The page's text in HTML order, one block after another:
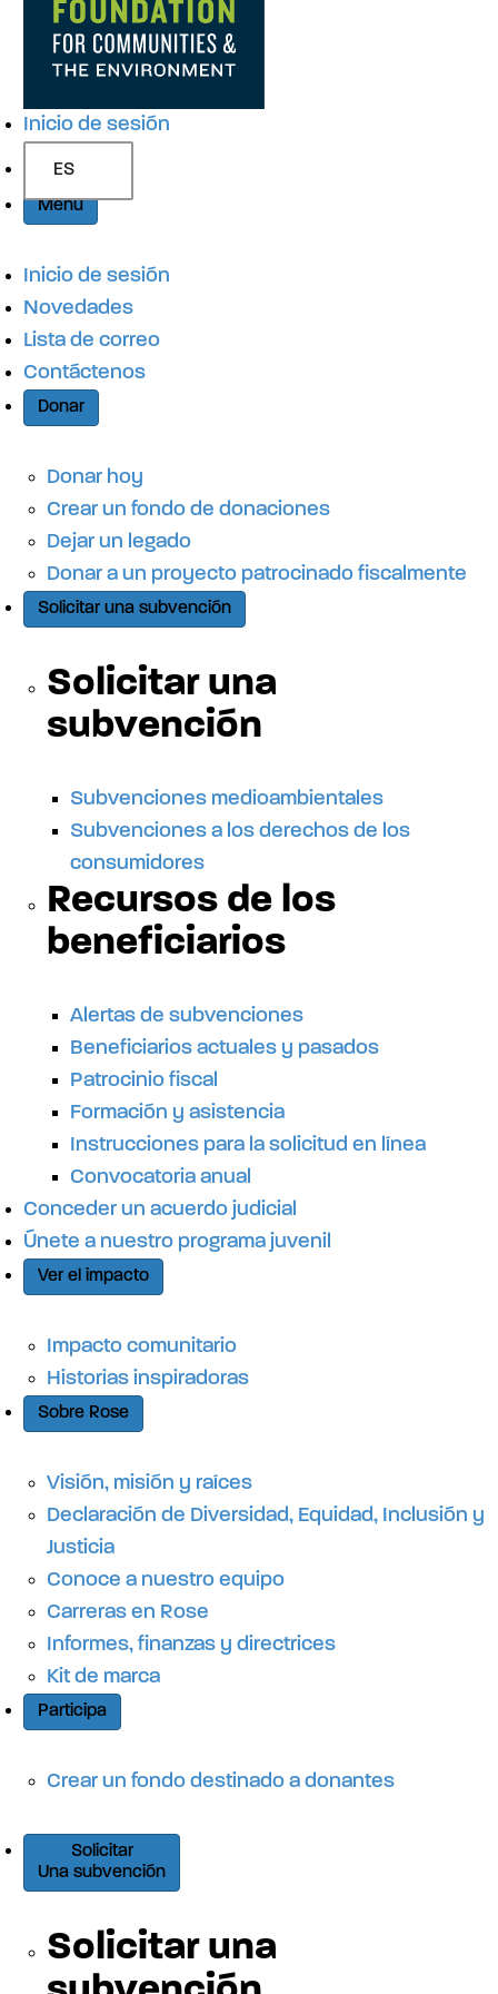
n
u
a
c
i
ó
n
d
e
Inicio de sesión
ES
Menú
Inicio de sesión
Novedades
Lista de correo
Contáctenos
Donar
Donar hoy
Crear un fondo de donaciones
Dejar un legado
Donar a un proyecto patrocinado fiscalmente
Solicitar una subvención
Solicitar una
subvención
Subvenciones medioambientales
Subvenciones a los derechos de los
consumidores
Recursos de los
beneficiarios
Alertas de subvenciones
Beneficiarios actuales y pasados
Patrocinio fiscal
Formación y asistencia
Instrucciones para la solicitud en línea
Convocatoria anual
Conceder un acuerdo judicial
Únete a nuestro programa juvenil
Ver el impacto
Impacto comunitario
Historias inspiradoras
Sobre Rose
Visión, misión y raíces
Declaración de Diversidad, Equidad, Inclusión y
Justicia
Conoce a nuestro equipo
Carreras en Rose
Informes, finanzas y directrices
Kit de marca
Participa
Crear un fondo destinado a donantes
Solicitar
Una subvención
Solicitar una